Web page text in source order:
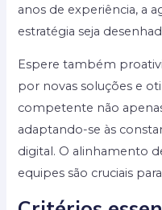
anos de experiência, a
estratégia seja
Espere também
por novas soluções e
competente não
adaptando-se às
digital. O alinhamento
equipes são cruciais